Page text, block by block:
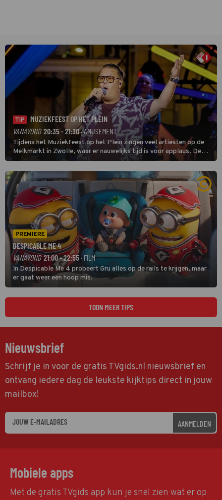
TIP
MUZIEKFEEST OP HET PLEIN
VANAVOND 20:35 - 21:30· AMUSEMENT
Tijdens het Muziekfeest op het Plein zingen veel artiesten op de
Melkmarkt in Zwolle, waar er nauwelijks tijd is voor applaus. De
grootste namen zijn André Hazes, Jannes, René Froger en
natuurlijk Rutger van Barneveld met zijn hit Zwoele Zomernachten.
PREMIERE
DESPICABLE ME 4
VANAVOND 21:00 - 22:55 · FILM
In Despicable Me 4 probeert Gru alles op de rails te krijgen, maar
er gaat weer een hoop mis.
TOON MEER TIPS
Nieuwsbrief
Schrijf je in voor de gratis TVgids.nl nieuwsbrief en
ontvang iedere dag de leukste kijktips direct in jouw
mailbox!
AANMELDEN
Mobiele apps
Met de gratis TVgids app kun je snel zien wat er op